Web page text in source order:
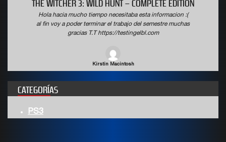
THE WITCHER 3: WILD HUNT – COMPLETE EDITION
Hola hacia mucho tiempo necesitaba esta informacion :(
al fin voy a poder terminar el trabajo del semestre muchas
gracias T.T https://testingelbl.com
Kirstin Macintosh
CATEGORÍAS
PS3